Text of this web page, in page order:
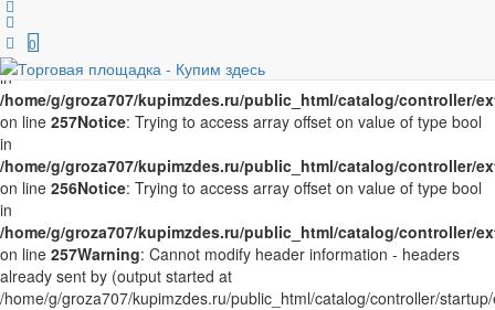
Notice
/home/g/groza707/kupimzdes.ru/public_html/catalog/controller/
on line
in
/home/g/groza707/kupimzdes.ru/public_html/catalog/controller/
on line 257Notice: Trying to access array offset on value of type bool
in
/home/g/groza707/kupimzdes.ru/public_html/catalog/controller/
on line 256Notice: Trying to access array offset on value of type bool
in
/home/g/groza707/kupimzdes.ru/public_html/catalog/controller/
on line 257Warning: Cannot modify header information - headers
already sent by (output started at
/home/g/groza707/kupimzdes.ru/public_html/catalog/controller/
0